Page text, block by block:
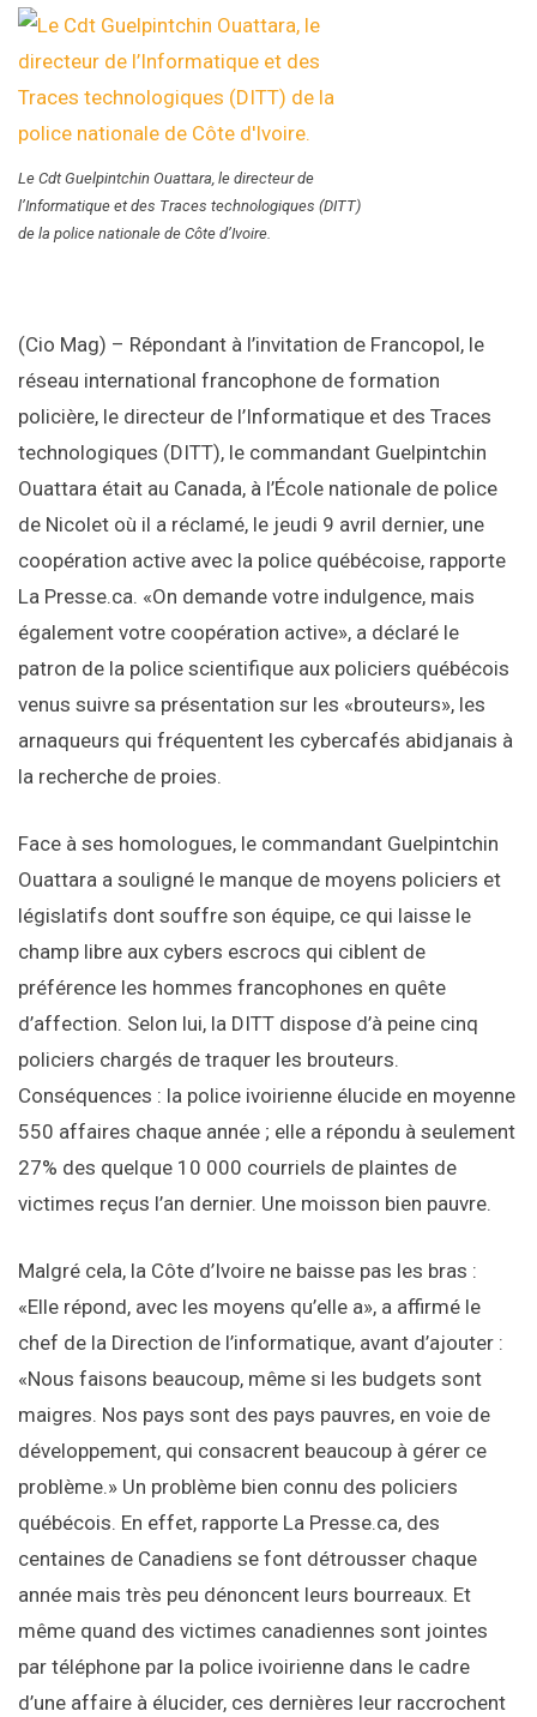
Le Cdt Guelpintchin Ouattara, le directeur de
l’Informatique et des Traces technologiques (DITT)
de la police nationale de Côte d’Ivoire.
(Cio Mag) – Répondant à l’invitation de Francopol, le
réseau international francophone de formation
policière, le directeur de l’Informatique et des Traces
technologiques (DITT), le commandant Guelpintchin
Ouattara était au Canada, à l’École nationale de police
de Nicolet où il a réclamé, le jeudi 9 avril dernier, une
coopération active avec la police québécoise, rapporte
La Presse.ca. «On demande votre indulgence, mais
également votre coopération active», a déclaré le
patron de la police scientifique aux policiers québécois
venus suivre sa présentation sur les «brouteurs», les
arnaqueurs qui fréquentent les cybercafés abidjanais à
la recherche de proies.
Face à ses homologues, le commandant Guelpintchin
Ouattara a souligné le manque de moyens policiers et
législatifs dont souffre son équipe, ce qui laisse le
champ libre aux cybers escrocs qui ciblent de
préférence les hommes francophones en quête
d’affection. Selon lui, la DITT dispose d’à peine cinq
policiers chargés de traquer les brouteurs.
Conséquences : la police ivoirienne élucide en moyenne
550 affaires chaque année ; elle a répondu à seulement
27% des quelque 10 000 courriels de plaintes de
victimes reçus l’an dernier. Une moisson bien pauvre.
Malgré cela, la Côte d’Ivoire ne baisse pas les bras :
«Elle répond, avec les moyens qu’elle a», a affirmé le
chef de la Direction de l’informatique, avant d’ajouter :
«Nous faisons beaucoup, même si les budgets sont
maigres. Nos pays sont des pays pauvres, en voie de
développement, qui consacrent beaucoup à gérer ce
problème.» Un problème bien connu des policiers
québécois. En effet, rapporte La Presse.ca, des
centaines de Canadiens se font détrousser chaque
année mais très peu dénoncent leurs bourreaux. Et
même quand des victimes canadiennes sont jointes
par téléphone par la police ivoirienne dans le cadre
d’une affaire à élucider, ces dernières leur raccrochent